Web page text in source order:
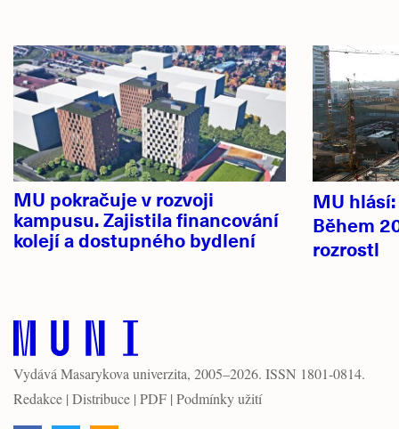
Hlavní
novinky
MU pokračuje v rozvoji
kampusu. Zajistila financování
kolejí a dostupného bydlení
MU
Během
rozrostl
Vydává Masarykova univerzita, 2005–2026. ISSN 1801-0814.
Redakce | Distribuce | PDF | Podmínky užití